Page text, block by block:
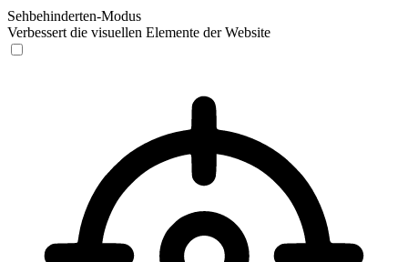
Sehbehinderten-Modus
Verbessert die visuellen Elemente der Website